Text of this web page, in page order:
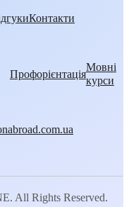
Контакти
Профорієнтація
Мовні
курси
All Rights Reserved.